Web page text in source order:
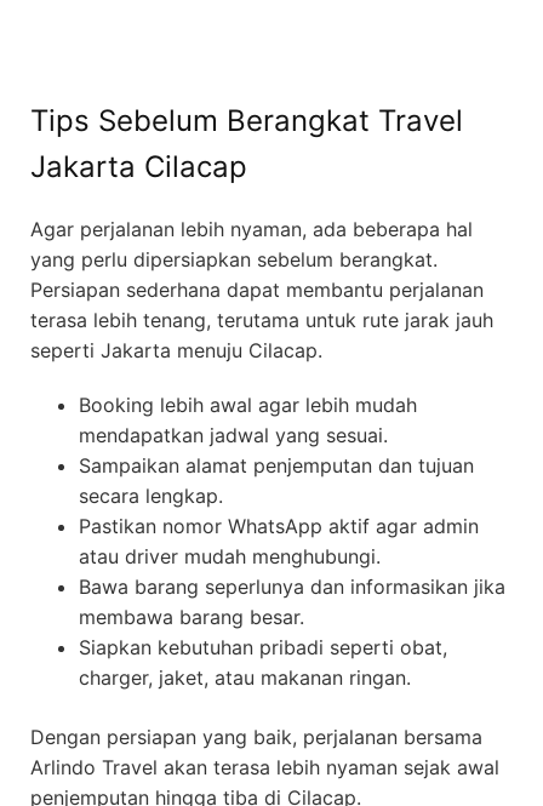
Tips Sebelum Berangkat Travel
Jakarta Cilacap
Agar perjalanan lebih nyaman, ada beberapa hal
yang perlu dipersiapkan sebelum berangkat.
Persiapan sederhana dapat membantu perjalanan
terasa lebih tenang, terutama untuk rute jarak jauh
seperti Jakarta menuju Cilacap.
Booking lebih awal agar lebih mudah
mendapatkan jadwal yang sesuai.
Sampaikan alamat penjemputan dan tujuan
secara lengkap.
Pastikan nomor WhatsApp aktif agar admin
atau driver mudah menghubungi.
Bawa barang seperlunya dan informasikan jika
membawa barang besar.
Siapkan kebutuhan pribadi seperti obat,
charger, jaket, atau makanan ringan.
Dengan persiapan yang baik, perjalanan bersama
Arlindo Travel akan terasa lebih nyaman sejak awal
penjemputan hingga tiba di Cilacap.